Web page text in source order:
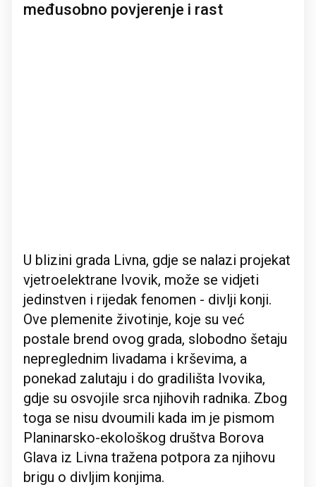
međusobno povjerenje i rast
U blizini grada Livna, gdje se nalazi projekat
vjetroelektrane Ivovik, može se vidjeti
jedinstven i rijedak fenomen - divlji konji.
Ove plemenite životinje, koje su već
postale brend ovog grada, slobodno šetaju
nepreglednim livadama i krševima, a
ponekad zalutaju i do gradilišta Ivovika,
gdje su osvojile srca njihovih radnika. Zbog
toga se nisu dvoumili kada im je pismom
Planinarsko-ekološkog društva Borova
Glava iz Livna tražena potpora za njihovu
brigu o divljim konjima.